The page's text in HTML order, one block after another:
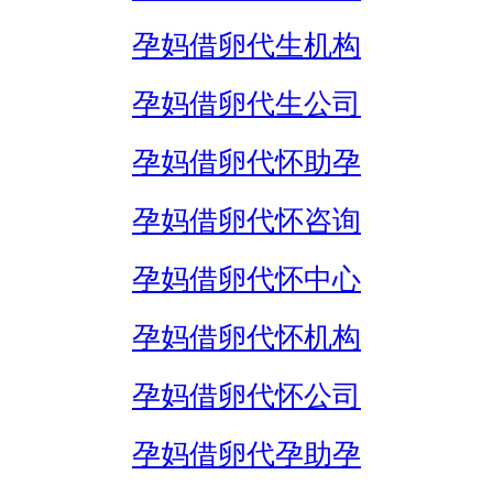
孕妈借卵代生机构
孕妈借卵代生公司
孕妈借卵代怀助孕
孕妈借卵代怀咨询
孕妈借卵代怀中心
孕妈借卵代怀机构
孕妈借卵代怀公司
孕妈借卵代孕助孕